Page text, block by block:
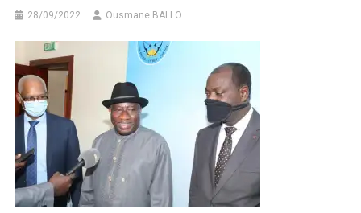
28/09/2022 Ousmane BALLO